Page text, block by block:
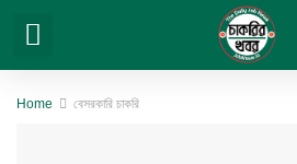
Home বেসরকারি চাকরি